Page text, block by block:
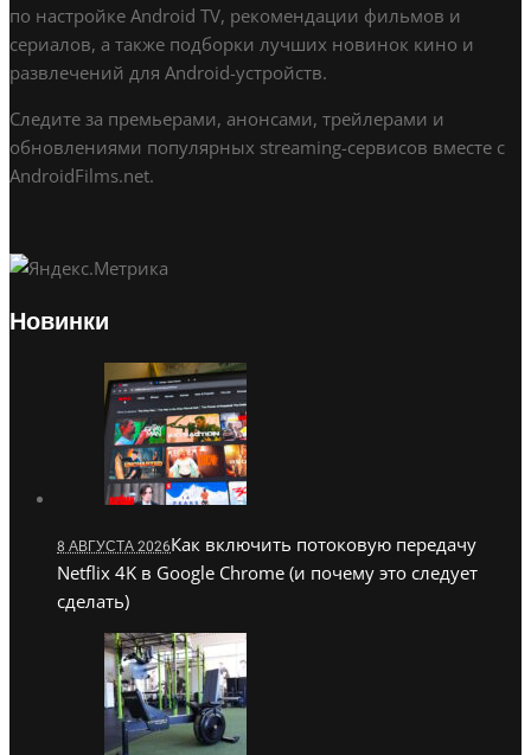
по настройке Android TV, рекомендации фильмов и
сериалов, а также подборки лучших новинок кино и
развлечений для Android-устройств.
Следите за премьерами, анонсами, трейлерами и
обновлениями популярных streaming-сервисов вместе с
AndroidFilms.net.
Новинки
8 АВГУСТА 2026Как включить потоковую передачу
Netflix 4K в Google Chrome (и почему это следует
сделать)